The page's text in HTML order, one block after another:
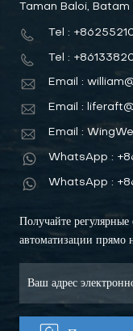
Taman Baloi,
Tel :
Tel :
Email :
Email :
Email :
WhatsApp :
WhatsApp :
Получайте
автоматизации прямо